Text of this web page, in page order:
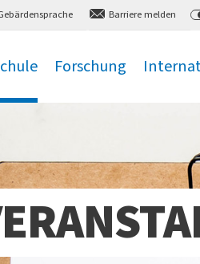
Inhalt, Barriere melden
Forschung